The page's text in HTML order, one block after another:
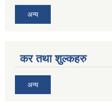
अन्य
कर तथा शुल्कहरु
अन्य